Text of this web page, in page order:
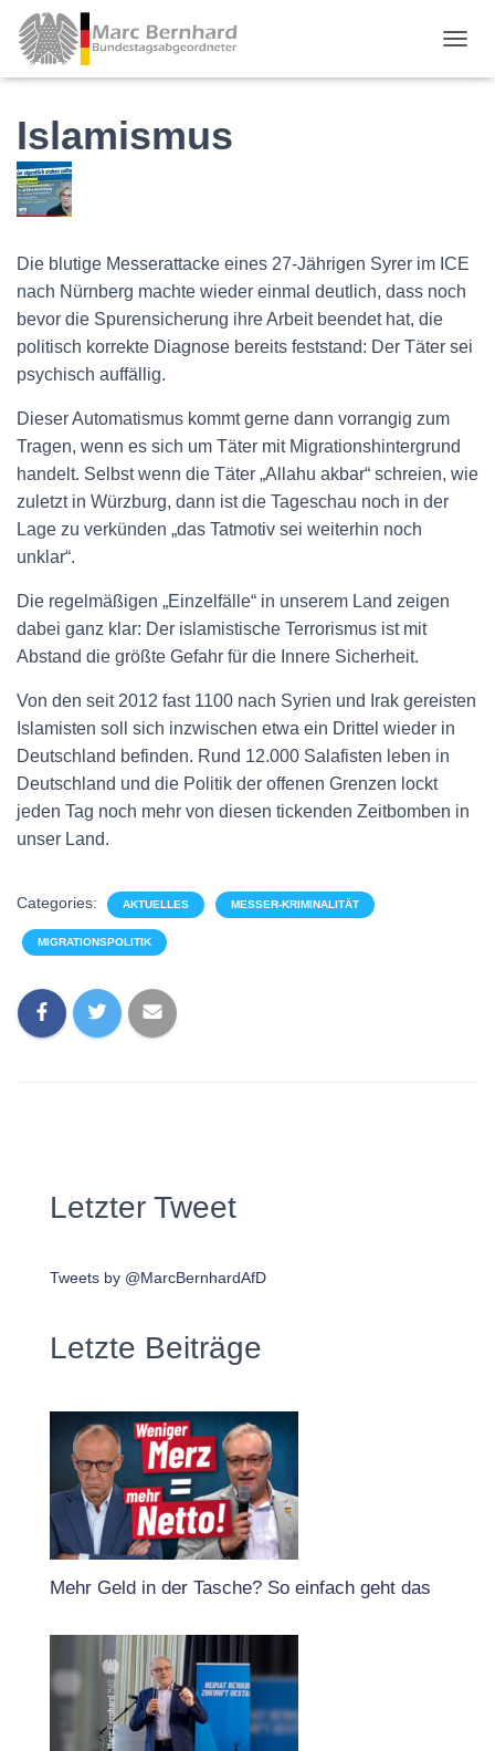
Islamismus
Die blutige Messerattacke eines 27-Jährigen Syrer im ICE
nach Nürnberg machte wieder einmal deutlich, dass noch
bevor die Spurensicherung ihre Arbeit beendet hat, die
politisch korrekte Diagnose bereits feststand: Der Täter sei
psychisch auffällig.
Dieser Automatismus kommt gerne dann vorrangig zum
Tragen, wenn es sich um Täter mit Migrationshintergrund
handelt. Selbst wenn die Täter „Allahu akbar“ schreien, wie
zuletzt in Würzburg, dann ist die Tageschau noch in der
Lage zu verkünden „das Tatmotiv sei weiterhin noch
unklar“.
Die regelmäßigen „Einzelfälle“ in unserem Land zeigen
dabei ganz klar: Der islamistische Terrorismus ist mit
Abstand die größte Gefahr für die Innere Sicherheit.
Von den seit 2012 fast 1100 nach Syrien und Irak gereisten
Islamisten soll sich inzwischen etwa ein Drittel wieder in
Deutschland befinden. Rund 12.000 Salafisten leben in
Deutschland und die Politik der offenen Grenzen lockt
jeden Tag noch mehr von diesen tickenden Zeitbomben in
unser Land.
Categories: AKTUELLES MESSER-KRIMINALITÄT
MIGRATIONSPOLITIK
Letzter Tweet
Tweets by @MarcBernhardAfD
Letzte Beiträge
Mehr Geld in der Tasche? So einfach geht das